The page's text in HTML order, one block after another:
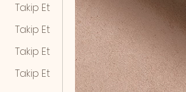
Takip Et
Takip Et
Takip Et
Takip Et